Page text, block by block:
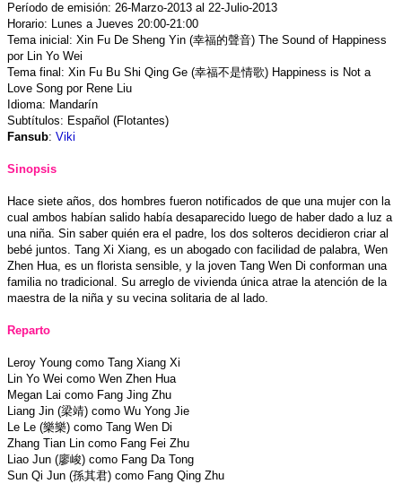
Período de emisión: 26-Marzo-2013 al 22-Julio-2013
Horario: Lunes a Jueves 20:00-21:00
Tema inicial: Xin Fu De Sheng Yin (幸福的聲音) The Sound of Happiness
por Lin Yo Wei
Tema final: Xin Fu Bu Shi Qing Ge (幸福不是情歌) Happiness is Not a
Love Song por Rene Liu
Idioma: Mandarín
Subtítulos: Español (Flotantes)
Fansub: Viki
Sinopsis
Hace siete años, dos hombres fueron notificados de que una mujer con la
cual ambos habían salido había desaparecido luego de haber dado a luz a
una niña. Sin saber quién era el padre, los dos solteros decidieron criar al
bebé juntos. Tang Xi Xiang, es un abogado con facilidad de palabra, Wen
Zhen Hua, es un florista sensible, y la joven Tang Wen Di conforman una
familia no tradicional. Su arreglo de vivienda única atrae la atención de la
maestra de la niña y su vecina solitaria de al lado.
Reparto
Leroy Young como Tang Xiang Xi
Lin Yo Wei como Wen Zhen Hua
Megan Lai como Fang Jing Zhu
Liang Jin (梁靖) como Wu Yong Jie
Le Le (樂樂) como Tang Wen Di
Zhang Tian Lin como Fang Fei Zhu
Liao Jun (廖峻) como Fang Da Tong
Sun Qi Jun (孫其君) como Fang Qing Zhu